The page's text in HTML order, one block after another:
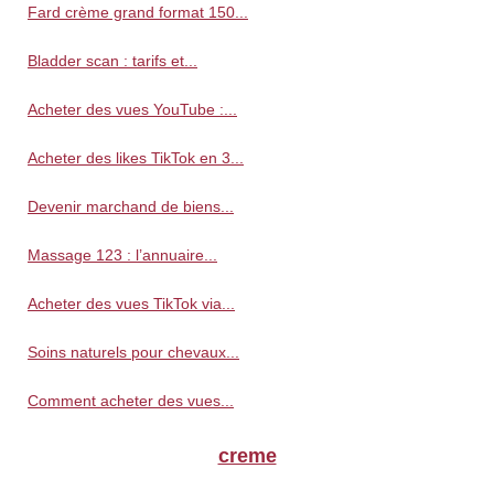
Fard crème grand format 150...
Bladder scan : tarifs et...
Acheter des vues YouTube :...
Acheter des likes TikTok en 3...
Devenir marchand de biens...
Massage 123 : l’annuaire...
Acheter des vues TikTok via...
Soins naturels pour chevaux...
Comment acheter des vues...
creme